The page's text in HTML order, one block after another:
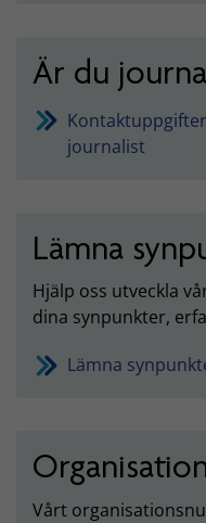
Är du
journalist
Lämna
Hjälp oss utveckla
dina synpunkter,
Lämna
Vårt